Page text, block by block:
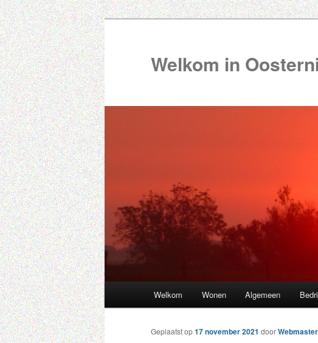
Welkom in
Spring
naar
Welkom Wonen Algemeen
Geplaatst op17 november 2021 doorWebmaster